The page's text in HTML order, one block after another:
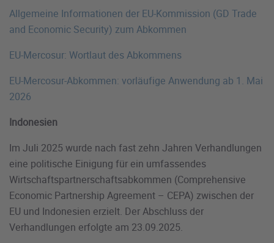
Allgemeine Informationen der EU-Kommission (GD Trade
and Economic Security) zum Abkommen
EU-Mercosur: Wortlaut des Abkommens
EU-Mercosur-Abkommen: vorläufige Anwendung ab 1. Mai
2026
Indonesien
Im Juli 2025 wurde nach fast zehn Jahren Verhandlungen
eine politische Einigung für ein umfassendes
Wirtschaftspartnerschaftsabkommen (Comprehensive
Economic Partnership Agreement – CEPA) zwischen der
EU und Indonesien erzielt. Der Abschluss der
Verhandlungen erfolgte am 23.09.2025.